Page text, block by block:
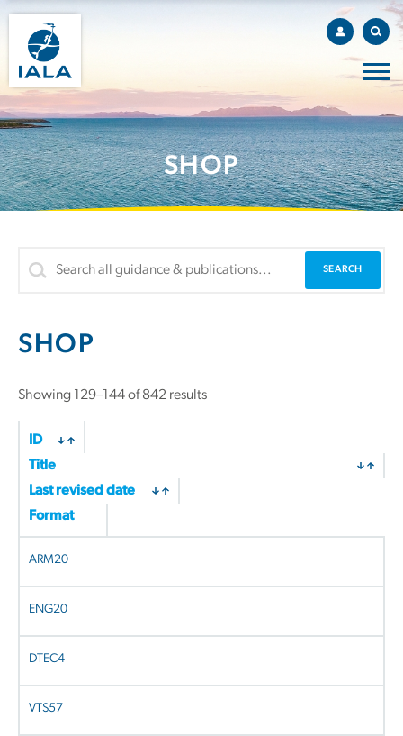
SHOP
SHOP
Showing 129–144 of 842 resultsSorted
ID
Title
Last revised date
Format
ARM20
ENG20
DTEC4
VTS57